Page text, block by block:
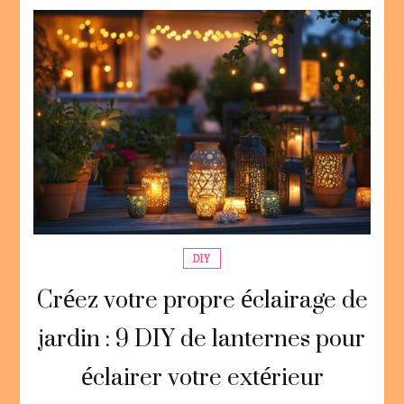
DIY
Créez votre propre éclairage de
jardin : 9 DIY de lanternes pour
éclairer votre extérieur